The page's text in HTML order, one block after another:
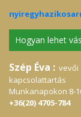
Hogyan lehet
Szép Éva : vevői
kapcsolattartás
Munkanapokon 8-
+36(20) 4705-784